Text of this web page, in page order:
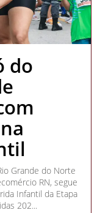
do
Grande do Norte
RN, segue
Infantil da Etapa
202...